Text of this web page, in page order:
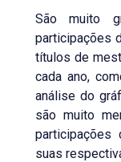
São muito
participações
títulos de
cada ano,
análise do
são muito
participações
suas